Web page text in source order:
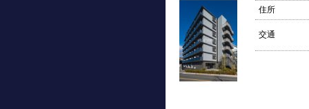
住所
交通